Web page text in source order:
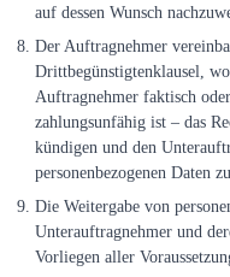
auf dessen Wunsch
Der Auftragnehmer
Drittbegünstigtenklausel,
Auftragnehmer faktisch
zahlungsunfähig ist – das
kündigen und den
personenbezogenen Daten
Die Weitergabe von
Unterauftragnehmer und
Vorliegen aller